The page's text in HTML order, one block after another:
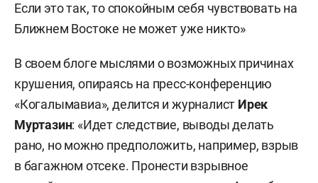
Если это так, то спокойным себя чувствовать на
Ближнем Востоке не может уже никто»
В своем блоге мыслями о возможных причинах
крушения, опираясь на пресс-конференцию
«Когалымавиа», делится и журналист Ирек
Муртазин: «Идет следствие, выводы делать
рано, но можно предположить, например, взрыв
в багажном отсеке. Пронести взрывное